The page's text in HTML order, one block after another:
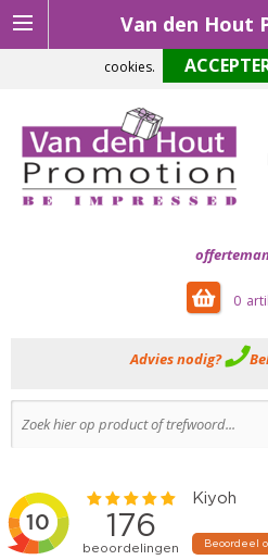
Van den Hout
0
Advies nodig?
Om onze website optimaal te laten
cookies.